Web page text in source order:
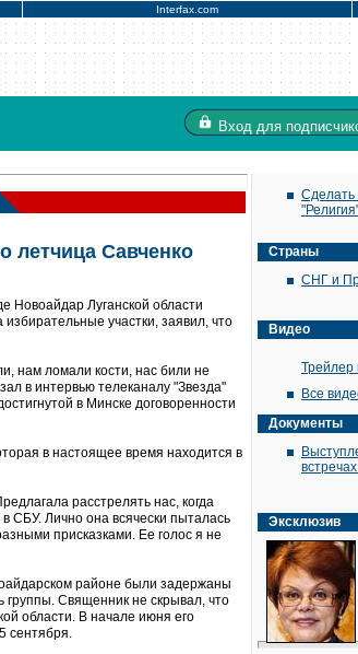
Interfax.com
Вход для
летчица Савченко
Новоайдар Луганской области
участки, заявил, что
нам ломали кости, нас били не
в интервью телеканалу "Звезда"
в Минске договоренности
в настоящее время находится в
расстрелять нас, когда
СБУ. Лично она всячески пыталась
присказками. Ее голос я не
районе были задержаны
группы. Священник не скрывал, что
области. В начале июня его
сентября.
Сделать
Страны
СНГ и
Видео
Трейлер
Все
Документы
Эксклюзив